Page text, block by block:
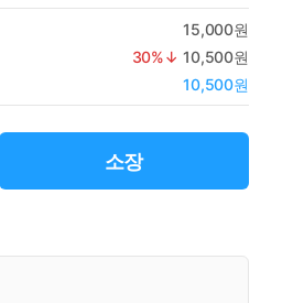
15,000원
30%↓ 10,500원
10,500원
소장